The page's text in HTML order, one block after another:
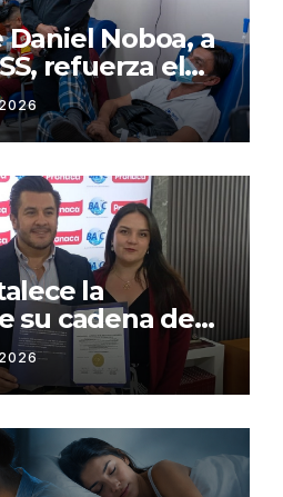
Noboa, a
refuerza el
de insulina
de
la
su cadena de
certificación
plantas